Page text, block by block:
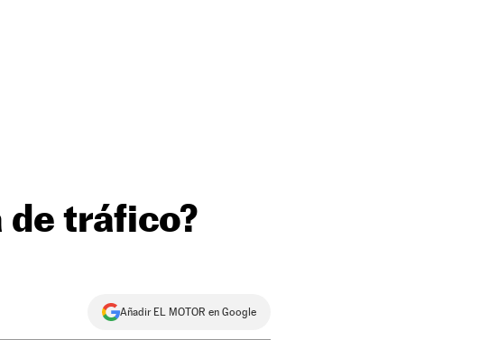
de tráfico?
Añadir EL MOTOR en Google